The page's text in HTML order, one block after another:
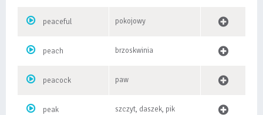
peaceful pokojowy
peach brzoskwinia
peacock paw
peak szczyt, daszek, pik